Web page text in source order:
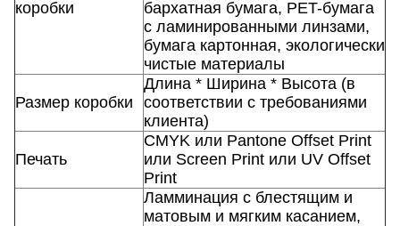
коробки
бархатная бумага, PET-бумага
с ламинированными линзами,
бумага картонная, экологически
чистые материалы
Размер коробки
Длина * Ширина * Высота (в
соответствии с требованиями
клиента)
Печать
CMYK или Pantone Offset Print
или Screen Print или UV Offset
Print
Ламминация с блестящим и
матовым и мягким касанием,